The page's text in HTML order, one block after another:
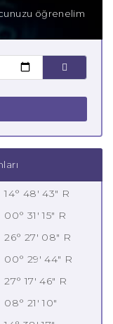
öğrenelim
14° 48' 43" R
00° 31' 15" R
26° 27' 08" R
00° 29' 44" R
27° 17' 46" R
08° 21' 10"